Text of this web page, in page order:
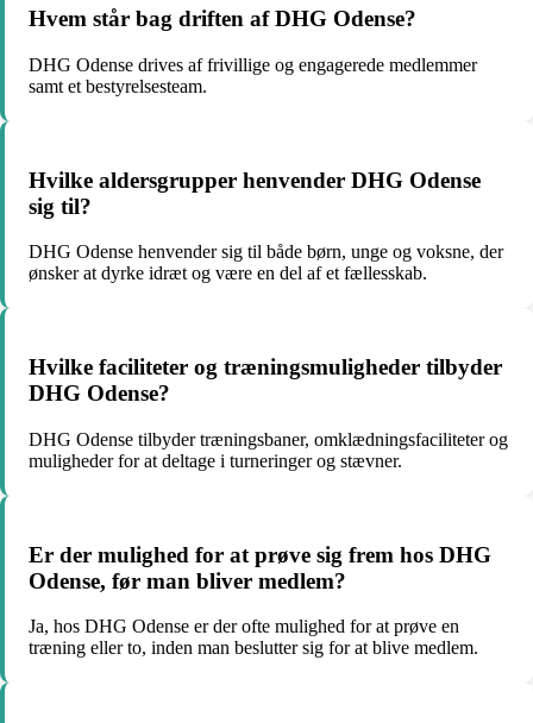
Hvem står bag driften af DHG Odense?
DHG Odense drives af frivillige og engagerede medlemmer
samt et bestyrelsesteam.
Hvilke aldersgrupper henvender DHG Odense
sig til?
DHG Odense henvender sig til både børn, unge og voksne, der
ønsker at dyrke idræt og være en del af et fællesskab.
Hvilke faciliteter og træningsmuligheder tilbyder
DHG Odense?
DHG Odense tilbyder træningsbaner, omklædningsfaciliteter og
muligheder for at deltage i turneringer og stævner.
Er der mulighed for at prøve sig frem hos DHG
Odense, før man bliver medlem?
Ja, hos DHG Odense er der ofte mulighed for at prøve en
træning eller to, inden man beslutter sig for at blive medlem.